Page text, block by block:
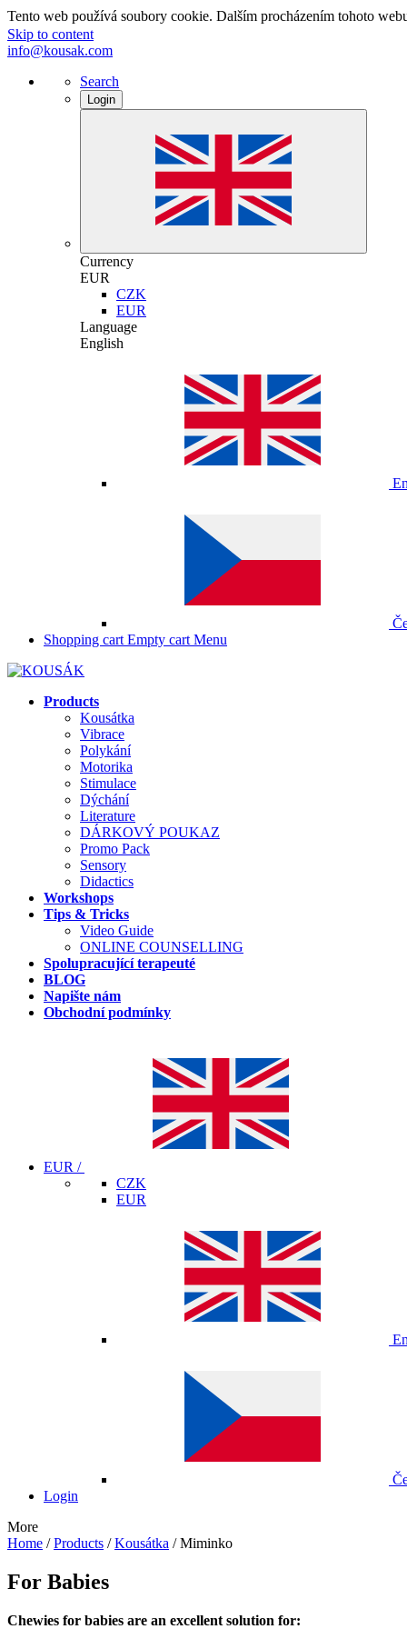
Tento web používá soubory cookie. Dalším procházením tohoto
Skip to content
info@kousak.com
Search
Login
Currency
EUR
CZK
EUR
Language
English
Shopping cart Empty cart Menu
Products
Kousátka
Vibrace
Polykání
Motorika
Stimulace
Dýchání
Literature
DÁRKOVÝ POUKAZ
Promo Pack
Sensory
Didactics
Workshops
Tips & Tricks
Video Guide
ONLINE COUNSELLING
Spolupracující terapeuté
BLOG
Napište nám
Obchodní podmínky
EUR /
CZK
EUR
Login
More
Home / Products / Kousátka / Miminko
For Babies
Chewies for babies are an excellent solution for: